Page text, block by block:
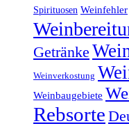
Spirituosen Weinfehler
Getränke
Weinverkostung
Weinbaugebiete
Rebsorte